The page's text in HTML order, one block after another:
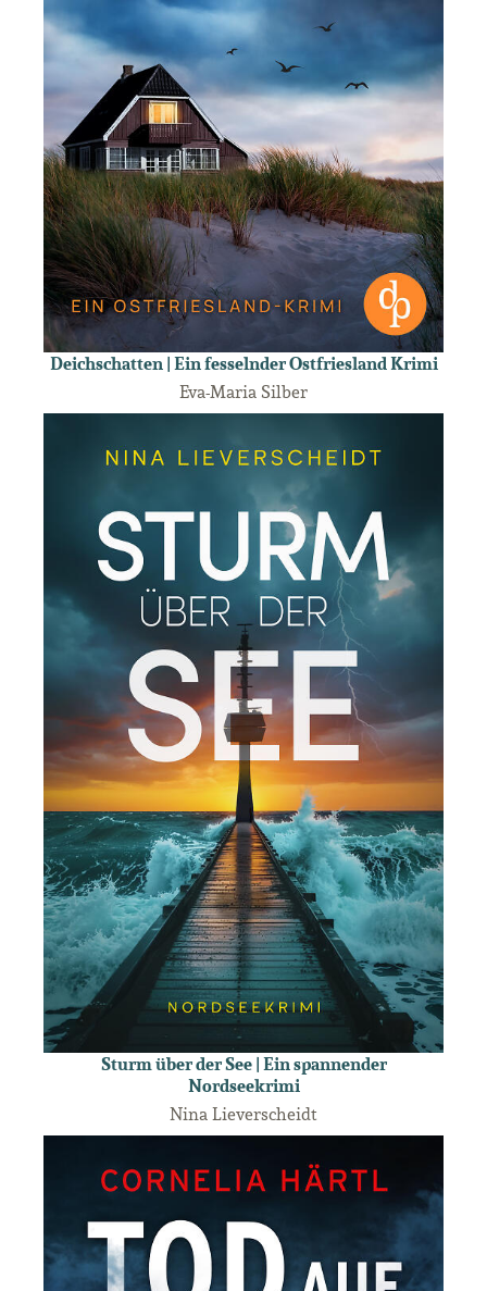
Deichschatten | Ein fesselnder Ostfriesland Krimi
Eva-Maria Silber
Sturm über der See | Ein spannender
Nordseekrimi
Nina Lieverscheidt